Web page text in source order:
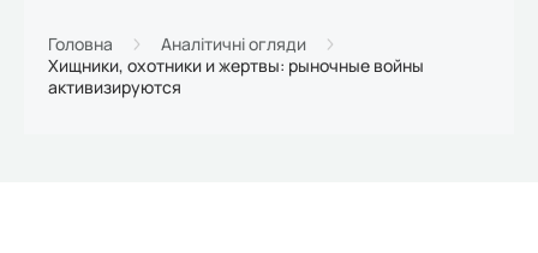
Платформи
Головна
Аналітичні огляди
Хищники, охотники и жертвы: рыночные войны
активизируются